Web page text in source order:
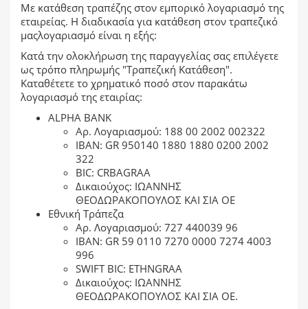
Με κατάθεση τραπέζης στον εμπορικό λογαριασμό της
εταιρείας. Η διαδικασία για κατάθεση στον τραπεζικό
μαςλογαριασμό είναι η εξής:
Κατά την ολοκλήρωση της παραγγελίας σας επιλέγετε
ως τρόπο πληρωμής "Τραπεζική Κατάθεση".
Καταθέτετε το χρηματικό ποσό στον παρακάτω
λογαριασμό της εταιρίας:
ALPHA BANK
Αρ. Λογαριασμού: 188 00 2002 002322
ΙΒΑΝ: GR 950140 1880 1880 0200 2002
322
BIC: CRBAGRAA
Δικαιούχος: ΙΩΑΝΝΗΣ
ΘΕΟΔΩΡΑΚΟΠΟΥΛΟΣ ΚΑΙ ΣΙΑ ΟΕ
Εθνική Τράπεζα
Αρ. Λογαριασμού: 727 440039 96
ΙΒΑΝ: GR 59 0110 7270 0000 7274 4003
996
SWIFT BIC: ETHNGRAA
Δικαιούχος: ΙΩΑΝΝΗΣ
ΘΕΟΔΩΡΑΚΟΠΟΥΛΟΣ ΚΑΙ ΣΙΑ ΟΕ.